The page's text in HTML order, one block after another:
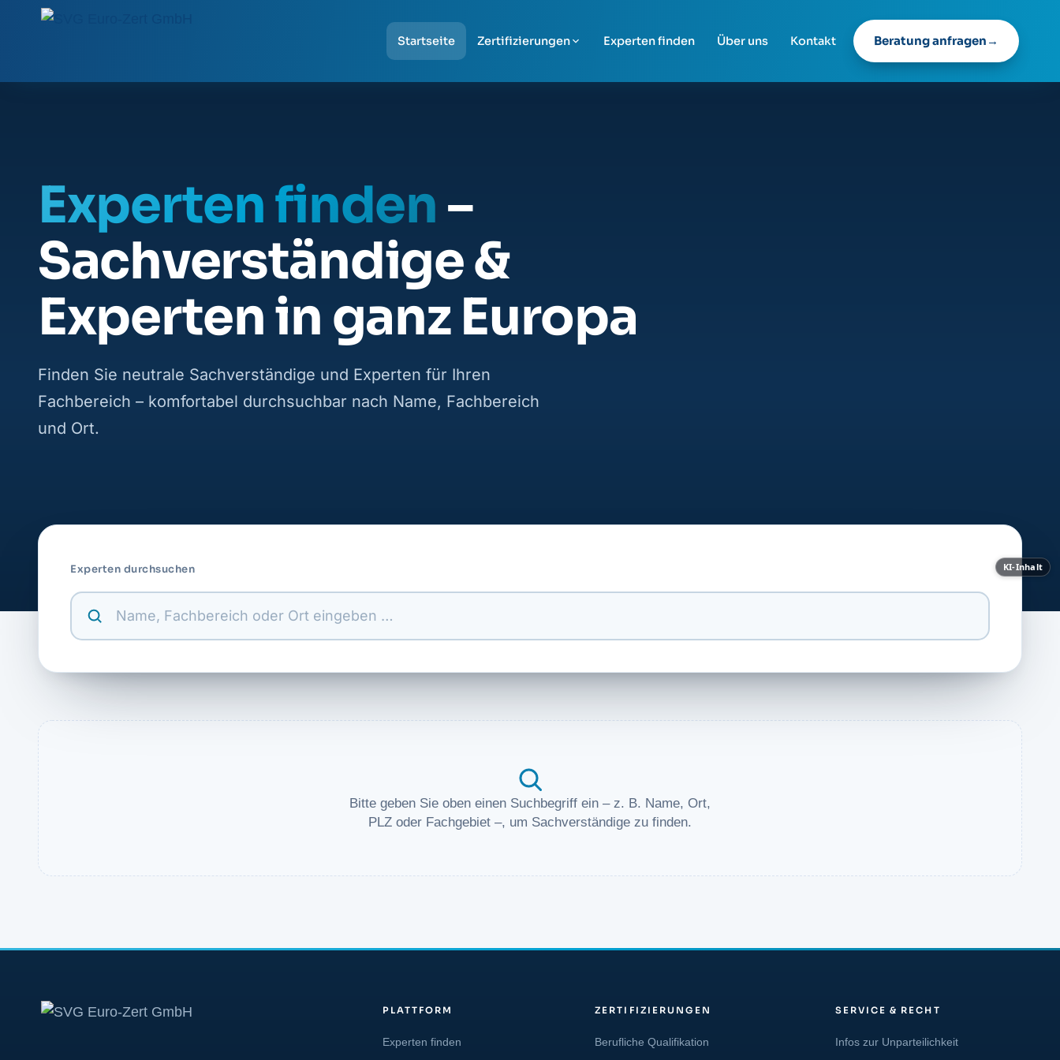
Startseite Zertifizierungen Experten finden Über uns Kontakt Beratung anfragen
Experten finden–
Sachverständige &
Experten in ganz Europa
Finden Sie neutrale Sachverständige und Experten für Ihren
Fachbereich – komfortabel durchsuchbar nach Name, Fachbereich
und Ort.
KI-Inhalt
Experten durchsuchen
Bitte geben Sie oben einen Suchbegriff ein – z. B. Name, Ort,
PLZ oder Fachgebiet –, um Sachverständige zu finden.
PLATTFORM
Experten finden
ZERTIFIZIERUNGEN
Berufliche Qualifikation
SERVICE & RECHT
Infos zur Unparteilichkeit